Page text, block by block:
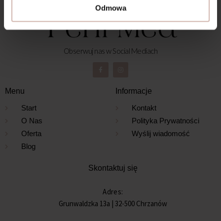
Odmowa
Obserwuj nas w Social Mediach
Menu
Start
O Nas
Oferta
Blog
Informacje
Kontakt
Polityka Prywatności
Wyślij wiadomość
Skontaktuj się
Adres:
Grunwaldzka 13a | 32-500 Chrzanów